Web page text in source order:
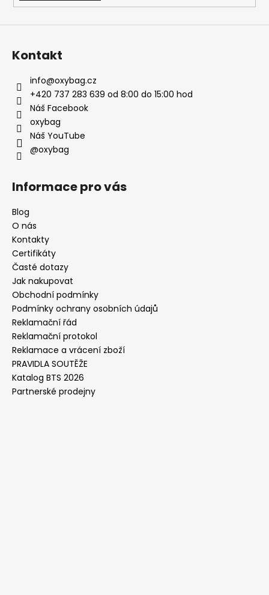
Kontakt
info@oxybag.cz
+420 737 283 639 od 8:00 do 15:00 hod
Náš Facebook
oxybag
Náš YouTube
@oxybag
Informace pro vás
Blog
O nás
Kontakty
Certifikáty
Časté dotazy
Jak nakupovat
Obchodní podmínky
Podmínky ochrany osobních údajů
Reklamační řád
Reklamační protokol
Reklamace a vrácení zboží
PRAVIDLA SOUTĚŽE
Katalog BTS 2026
Partnerské prodejny